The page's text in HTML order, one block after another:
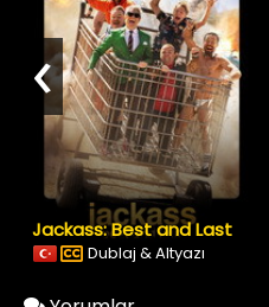
Jackass: Best and Last
Dublaj & Altyazı
‹